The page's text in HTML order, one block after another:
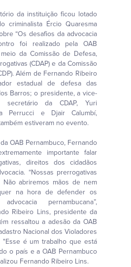
da instituição ficou lotado
criminalista Ércio Quaresma
“Os desafios da advocacia
foi realizado pela OAB
da Comissão de Defesa,
(CDAP) e da Comissão
Além de Fernando Ribeiro
estadual de defesa das
Barros; o presidente, a vice-
da CDAP, Yuri
Perrucci e Djair Calumbí,
estiveram no evento.
OAB Pernambuco, Fernando
importante falar
direitos dos cidadãos
“Nossas prerrogativas
Não abriremos mãos de nem
na hora de defender os
pernambucana”,
Ribeiro Lins, presidente da
ressaltou a adesão da OAB
Nacional dos Violadores
"Esse é um trabalho que está
o país e a OAB Pernambuco
Fernando Ribeiro Lins.